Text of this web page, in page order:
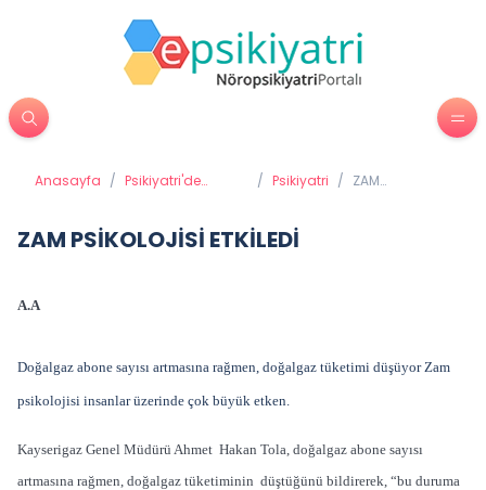
Anasayfa / Psikiyatri'de
/ Psikiyatri / ZAM
ZAM PSİKOLOJİSİ ETKİLEDİ
A.A
Doğalgaz abone sayısı artmasına rağmen, doğalgaz tüketimi düşüyor Zam
psikolojisi insanlar üzerinde çok büyük etken.
Kayserigaz Genel Müdürü Ahmet Hakan Tola, doğalgaz abone sayısı
artmasına rağmen, doğalgaz tüketiminin düştüğünü bildirerek, “bu duruma